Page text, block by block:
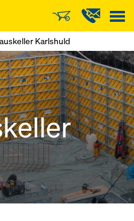
Karlshuld